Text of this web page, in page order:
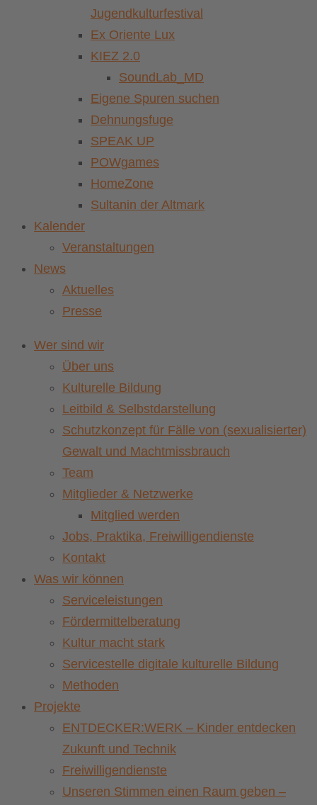
Jugendkulturfestival
Ex Oriente Lux
KIEZ 2.0
SoundLab_MD
Eigene Spuren suchen
Dehnungsfuge
SPEAK UP
POWgames
HomeZone
Sultanin der Altmark
Kalender
Veranstaltungen
News
Aktuelles
Presse
Wer sind wir
Über uns
Kulturelle Bildung
Leitbild & Selbstdarstellung
Schutzkonzept für Fälle von (sexualisierter)
Gewalt und Machtmissbrauch
Team
Mitglieder & Netzwerke
Mitglied werden
Jobs, Praktika, Freiwilligendienste
Kontakt
Was wir können
Serviceleistungen
Fördermittelberatung
Kultur macht stark
Servicestelle digitale kulturelle Bildung
Methoden
Projekte
ENTDECKER:WERK – Kinder entdecken
Zukunft und Technik
Freiwilligendienste
Unseren Stimmen einen Raum geben –